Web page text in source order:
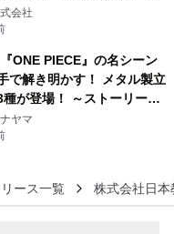
なぐだけ、テレビの音が
に
会社
ONE PIECE』の名シーン
で解き明かす！ メタル製立
が登場！ ～ストーリーと
融合した 大人の体験型パズ
(金)12時より先行予約受付
ヤマ
ース一覧 株式会社日